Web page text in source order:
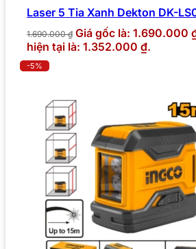
Laser 5 Tia Xanh Dekton DK-
1.690.000₫ Giá gốc là: 1.690.000
hiện tại là: 1.352.000 ₫.
-5%